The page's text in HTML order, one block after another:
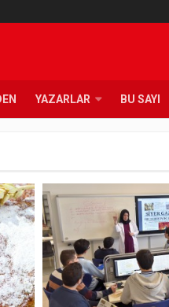
YAZARLAR BU SAYI